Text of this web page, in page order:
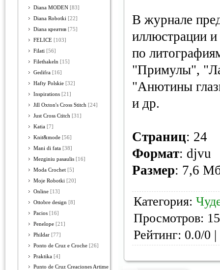
Diana MODEN [83]
Diana Robotki [22]
Diana креатив [75]
FELICE [103]
Filati [56]
Filethakeln [15]
Gedifra [16]
Hafty Polskie [32]
Inspirations [21]
Jill Oxton's Cross Stitch [24]
Just Cross Ctitch [31]
Katia [7]
Knit&mode [56]
Mani di fata [38]
Mezginiu pasaulis [16]
Moda Crochet [5]
Moje Robotki [20]
Online [13]
Ottobre design [8]
Pacios [16]
Penelope [21]
Phildar [77]
Ponto de Cruz e Croche [26]
Praktika [4]
Punto de Cruz Creaciones Artime
В журнале
иллюстрации
по
"Примулы",
"Анютины
и др.
Страниц: 24
Формат: djvu
Размер: 7,6
Категория:
Просмотров:
Рейтинг: 0.0/0 |